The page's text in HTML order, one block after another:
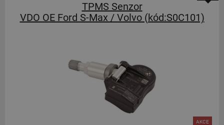
TPMS Senzor
VDO OE Ford S-Max / Volvo (kód:S0C101)
AKCE